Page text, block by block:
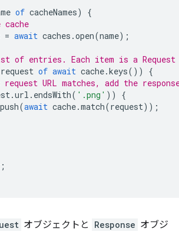
of cacheNames)
{
= await caches .open(name);
of entries. Each item is a Request
request of await cache.keys())
{
URL matches, add the
.url . endsWith( '.png' ))
{
push(await cache.match(request));
;
オブジェクトと Response オブジ